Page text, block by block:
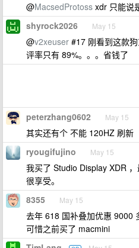
@MacsedProtoss xdr 只能说
shyrock2026 May 15
@v2xeuser #17 刚看到这款
评率只有 89%。。。省钱了
peterzhang0602 May 15
其实还有个 不能 120HZ 刷新
ryougifujino May 15
我买了 Studio Display XDR
很享受。
8355 May 15
去年 618 国补叠加优惠 9000
可惜之前买了 macmini